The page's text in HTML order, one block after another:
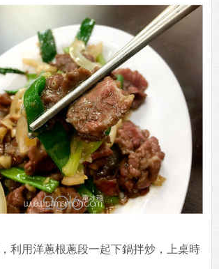
利用洋蔥根蔥段一起下鍋拌炒，上桌時